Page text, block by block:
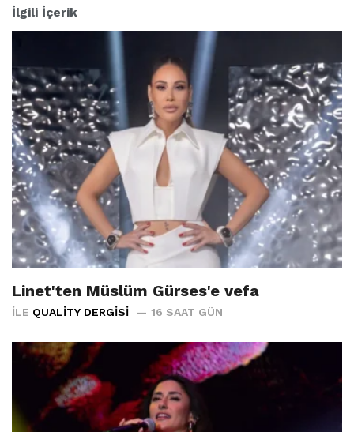
İlgili İçerik
Linet'ten Müslüm Gürses'e vefa
İLE QUALITY DERGISI 16 SAAT GÜN